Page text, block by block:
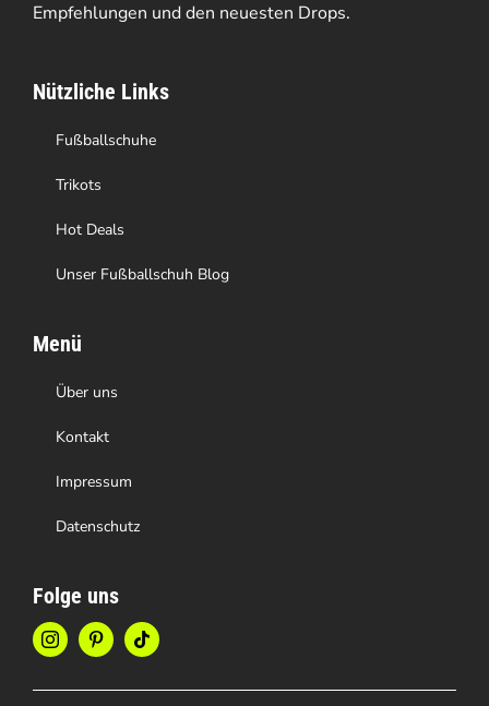
können
der
Produktseite
gewählt
werden
Empfehlungen und den neuesten Drops.
Nützliche Links
Fußballschuhe
Trikots
Hot Deals
Unser Fußballschuh Blog
Menü
Über uns
Kontakt
Impressum
Datenschutz
Folge uns